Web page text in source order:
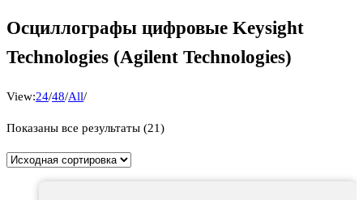
Осциллографы цифровые Keysight
Technologies (Agilent Technologies)
View:24/48/All/
Показаны все результаты (21)